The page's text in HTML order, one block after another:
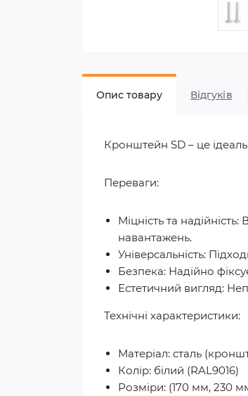
Опис товару Відгуків
Кронштейн SD – це
Переваги:
Міцність та
навантажень.
Універсальність:
Безпека: Надійно
Естетичний вигляд:
Технічні характеристики:
Матеріал: сталь
Колір: білий (RAL9016)
Розміри: (170 мм, 230